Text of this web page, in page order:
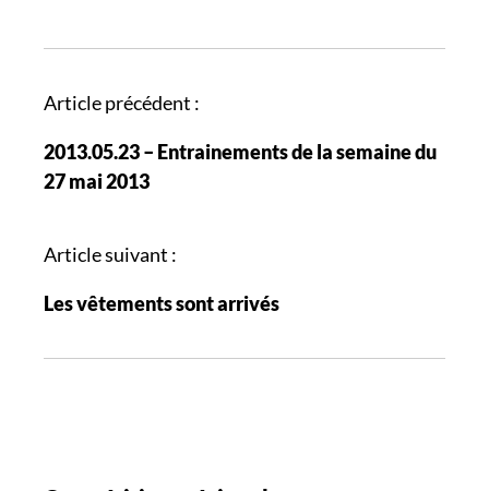
N
v
i
a
i
n
a
Article précédent :
2013.05.23 – Entrainements de la semaine du
27 mai 2013
Article suivant :
Les vêtements sont arrivés